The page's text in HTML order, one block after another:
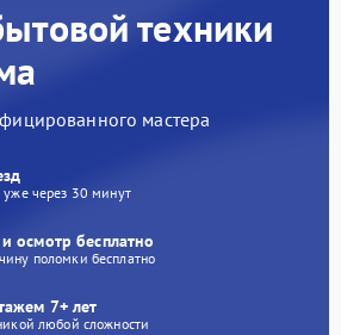
техники
мастера
уже через 30 минут
осмотр бесплатно
поломки бесплатно
7+ лет
любой сложности